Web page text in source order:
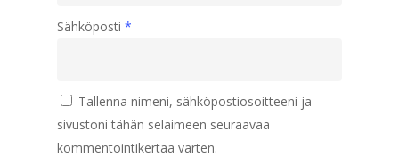
Sähköposti *
Tallenna nimeni, sähköpostiosoitteeni ja
sivustoni tähän selaimeen seuraavaa
kommentointikertaa varten.